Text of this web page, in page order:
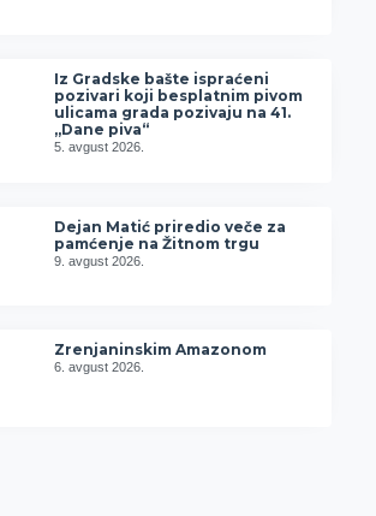
Iz Gradske bašte ispraćeni
pozivari koji besplatnim pivom
ulicama grada pozivaju na 41.
„Dane piva“
5. avgust 2026.
Dejan Matić priredio veče za
pamćenje na Žitnom trgu
9. avgust 2026.
Zrenjaninskim Amazonom
6. avgust 2026.